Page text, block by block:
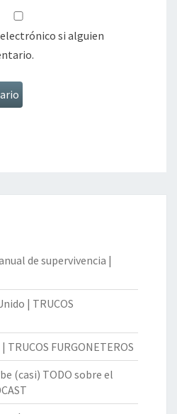
si alguien
de supervivencia |
| TRUCOS
FURGONETEROS
(casi) TODO sobre el